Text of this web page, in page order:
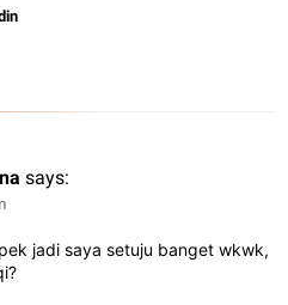
says:
jadi saya setuju banget wkwk,